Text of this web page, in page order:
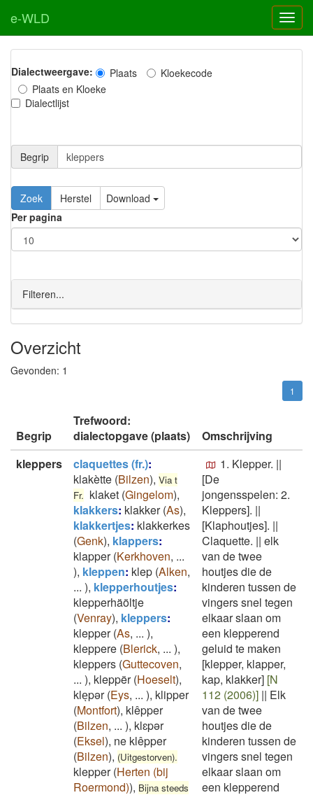
e-WLD
Dialectweergave: Plaats
Kloekecode
Plaats en Kloeke
Dialectlijst
Begrip
Zoek Herstel
Download
Per pagina
Filteren...
Overzicht
Gevonden: 1
1
Begrip
Trefwoord:
dialectopgave (plaats)
Omschrijving
kleppers
claquettes (fr.):
klakètte (Bilzen), Via t
Fr. klaket (Gingelom),
klakkers: klakker(As),
klakkertjes: klakkerkes
(Genk), klappers:
klapper(Kerkhoven, ...
), kleppen: klep (Alken,
... ), klepperhoutjes:
klepperhäöltje
(Venray), kleppers:
klepper(As, ... ),
kleppere (Blerick, ... ),
kleppers (Guttecoven,
... ), kleppër(Hoeselt),
kleͅpər(Eys, ... ), klipper
(Montfort), klêpper
(Bilzen, ... ), klɛpər
(Eksel), ne klêpper
(Bilzen), (Uitgestorven).
klepper(Herten (bij
Roermond)), Bijna steeds
1. Klepper. ||
[De
jongensspelen: 2.
Kleppers]. ||
[Klaphoutjes]. ||
Claquette. || elk
van de twee
houtjes die de
kinderen tussen de
vingers snel tegen
elkaar slaan om
een klepperend
geluid te maken
[klepper, klapper,
kap, klakker] [N
112 (2006)] || Elk
van de twee
houtjes die de
kinderen tussen de
vingers snel tegen
elkaar slaan om
een klepperend